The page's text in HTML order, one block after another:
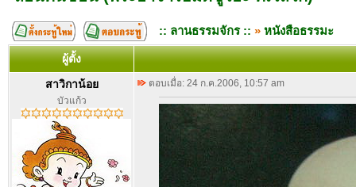
:: ลานธรรมจักร :: » หนังสือธรรมะ
ผู้ตั้ง
สาวิกาน้อย
บัวแก้ว
ตอบเมื่อ: 24 ก.ค.2006, 10:57 am